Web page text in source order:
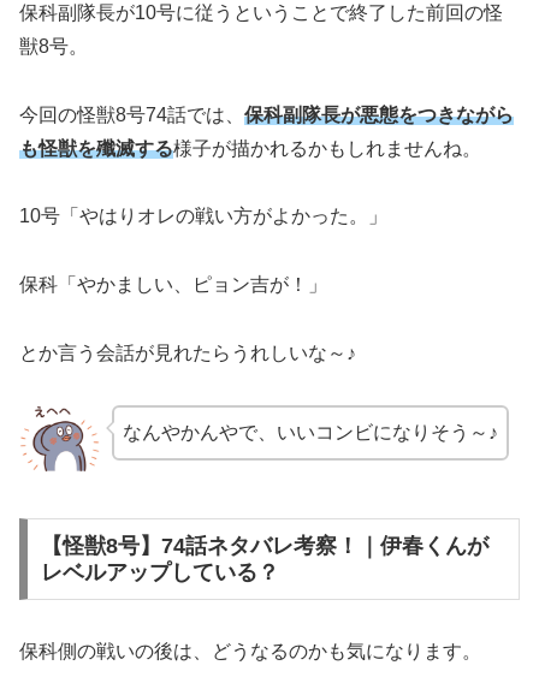
保科副隊長が10号に従うということで終了した前回の怪
獣8号。
今回の怪獣8号74話では、 保科副隊長が悪態をつきながら
も怪獣を殲滅する様子が描かれるかもしれませんね。
10号「やはりオレの戦い方がよかった。」
保科「やかましい、ピョン吉が！」
とか言う会話が見れたらうれしいな～♪
なんやかんやで、いいコンビになりそう～♪
【怪獣8号】74話ネタバレ考察！｜伊春くんが
レベルアップしている？
保科側の戦いの後は、どうなるのかも気になります。